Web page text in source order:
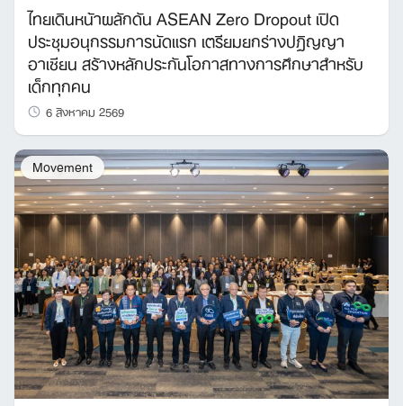
ไทยเดินหน้าผลักดัน ASEAN Zero Dropout เปิด
ประชุมอนุกรรมการนัดแรก เตรียมยกร่างปฏิญญา
อาเซียน สร้างหลักประกันโอกาสทางการศึกษาสำหรับ
เด็กทุกคน
6 สิงหาคม 2569
Movement